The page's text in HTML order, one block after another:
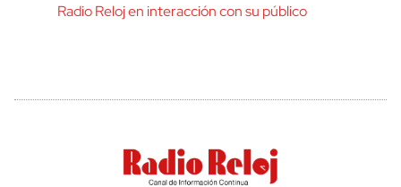
Radio Reloj en interacción con su público